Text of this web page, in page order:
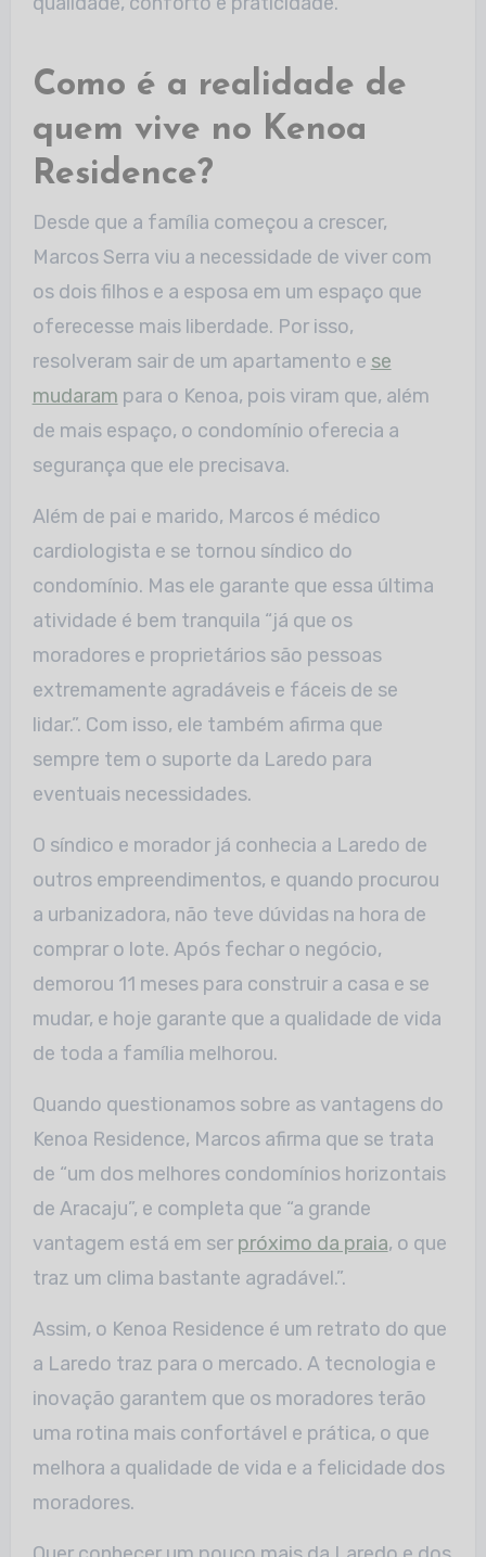
Como é a realidade de
quem vive no Kenoa
Residence?
Desde que a família começou a crescer,
Marcos Serra viu a necessidade de viver com
os dois filhos e a esposa em um espaço que
oferecesse mais liberdade. Por isso,
resolveram sair de um apartamento e se
mudaram para o Kenoa, pois viram que, além
de mais espaço, o condomínio oferecia a
segurança que ele precisava.
Além de pai e marido, Marcos é médico
cardiologista e se tornou síndico do
condomínio. Mas ele garante que essa última
atividade é bem tranquila “já que os
moradores e proprietários são pessoas
extremamente agradáveis e fáceis de se
lidar.”. Com isso, ele também afirma que
sempre tem o suporte da Laredo para
eventuais necessidades.
O síndico e morador já conhecia a Laredo de
outros empreendimentos, e quando procurou
a urbanizadora, não teve dúvidas na hora de
comprar o lote. Após fechar o negócio,
demorou 11 meses para construir a casa e se
mudar, e hoje garante que a qualidade de vida
de toda a família melhorou.
Quando questionamos sobre as vantagens do
Kenoa Residence, Marcos afirma que se trata
de “um dos melhores condomínios horizontais
de Aracaju”, e completa que “a grande
vantagem está em ser próximo da praia, o que
traz um clima bastante agradável.”.
Assim, o Kenoa Residence é um retrato do que
a Laredo traz para o mercado. A tecnologia e
inovação garantem que os moradores terão
uma rotina mais confortável e prática, o que
melhora a qualidade de vida e a felicidade dos
moradores.